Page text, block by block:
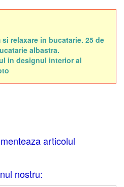
relaxare in bucatarie. 25 de
albastra.
in designul interior al
articolul
nostru: